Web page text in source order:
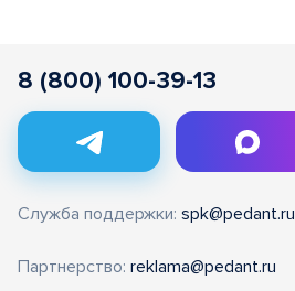
8 (800) 100-39-13
Служба поддержки: spk@pedant.ru
Партнерство: reklama@pedant.ru